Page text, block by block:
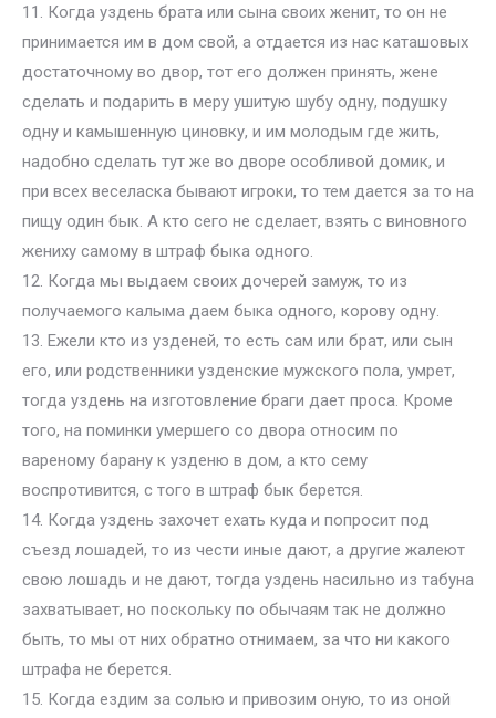
11. Когда уздень брата или сына своих женит, то он не
принимается им в дом свой, а отдается из нас каташовых
достаточному во двор, тот его должен принять, жене
сделать и подарить в меру ушитую шубу одну, подушку
одну и камышенную циновку, и им молодым где жить,
надобно сделать тут же во дворе особливой домик, и
при всех веселаска бывают игроки, то тем дается за то на
пищу один бык. А кто сего не сделает, взять с виновного
жениху самому в штраф быка одного.
12. Когда мы выдаем своих дочерей замуж, то из
получаемого калыма даем быка одного, корову одну.
13. Ежели кто из узденей, то есть сам или брат, или сын
его, или родственники узденские мужского пола, умрет,
тогда уздень на изготовление браги дает проса. Кроме
того, на поминки умершего со двора относим по
вареному барану к узденю в дом, а кто сему
воспротивится, с того в штраф бык берется.
14. Когда уздень захочет ехать куда и попросит под
съезд лошадей, то из чести иные дают, а другие жалеют
свою лошадь и не дают, тогда уздень насильно из табуна
захватывает, но поскольку по обычаям так не должно
быть, то мы от них обратно отнимаем, за что ни какого
штрафа не берется.
15. Когда ездим за солью и привозим оную, то из оной